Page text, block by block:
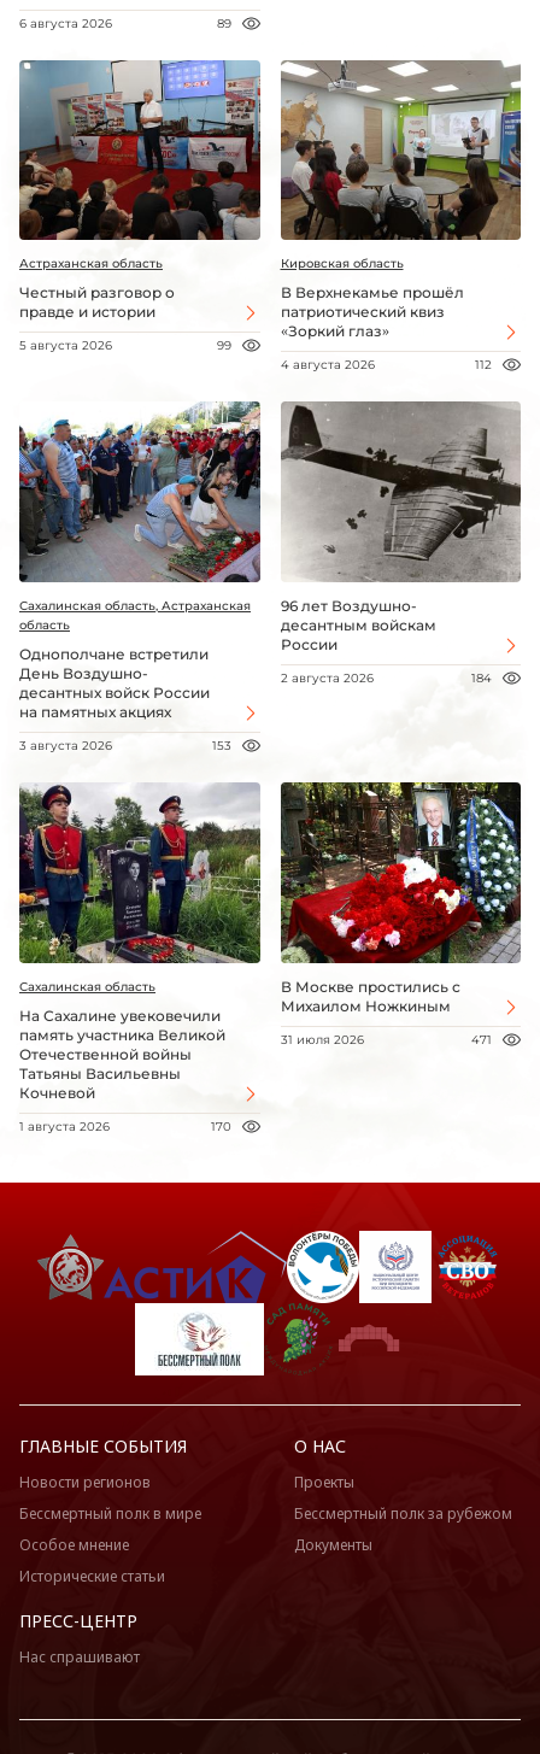
6 августа 2026 89
Астраханская область
Честный разговор о
правде и истории
5 августа 2026 99
Кировская область
В Верхнекамье прошёл
патриотический квиз
«Зоркий глаз»
4 августа 2026 112
Сахалинская область, Астраханская
область
Однополчане встретили
День Воздушно-
десантных войск России
на памятных акциях
3 августа 2026 153
96 лет Воздушно-
десантным войскам
России
2 августа 2026 184
Сахалинская область
На Сахалине увековечили
память участника Великой
Отечественной войны
Татьяны Васильевны
Кочневой
1 августа 2026 170
В Москве простились с
Михаилом Ножкиным
31 июля 2026 471
ГЛАВНЫЕ СОБЫТИЯ
Новости регионов
Бессмертный полк в мире
Особое мнение
Исторические статьи
О НАС
Проекты
Бессмертный полк за рубежом
Документы
ПРЕСС-ЦЕНТР
Нас спрашивают